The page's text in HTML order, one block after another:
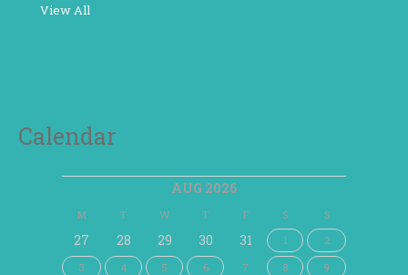
View All
Calendar
AUG 2026
M T W T F S S
27 28 29 30 31 1
2
3
4 5 6 7 8
9